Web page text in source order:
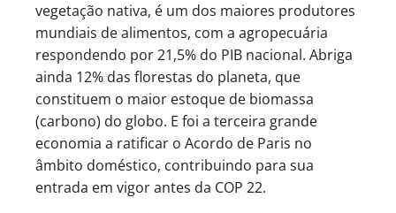
vegetação nativa, é um dos maiores produtores
mundiais de alimentos, com a agropecuária
respondendo por 21,5% do PIB nacional. Abriga
ainda 12% das florestas do planeta, que
constituem o maior estoque de biomassa
(carbono) do globo. E foi a terceira grande
economia a ratificar o Acordo de Paris no
âmbito doméstico, contribuindo para sua
entrada em vigor antes da COP 22.